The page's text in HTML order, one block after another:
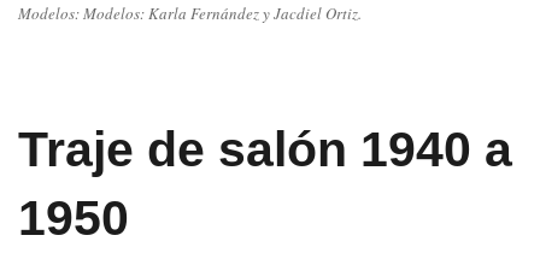
Modelos: Modelos: Karla Fernández y Jacdiel Ortiz.
Traje de salón 1940 a
1950